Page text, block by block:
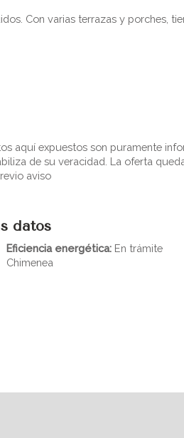
Con varias terrazas y porches,
aquí expuestos son puramente
de su veracidad. La oferta
aviso
datos
Eficiencia energética:En trámite
Chimenea